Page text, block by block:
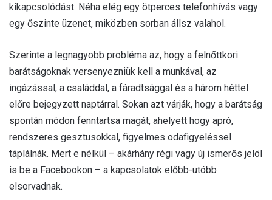
kikapcsolódást. Néha elég egy ötperces telefonhívás vagy
egy őszinte üzenet, miközben sorban állsz valahol.
Szerinte a legnagyobb probléma az, hogy a felnőttkori
barátságoknak versenyezniük kell a munkával, az
ingázással, a családdal, a fáradtsággal és a három héttel
előre bejegyzett naptárral. Sokan azt várják, hogy a barátság
spontán módon fenntartsa magát, ahelyett hogy apró,
rendszeres gesztusokkal, figyelmes odafigyeléssel
táplálnák. Mert e nélkül – akárhány régi vagy új ismerős jelöl
is be a Facebookon – a kapcsolatok előbb-utóbb
elsorvadnak.